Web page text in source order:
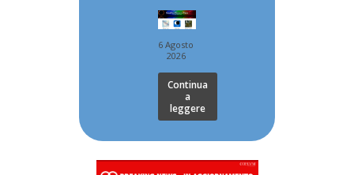
6 Agosto
2026
Continua
a
leggere